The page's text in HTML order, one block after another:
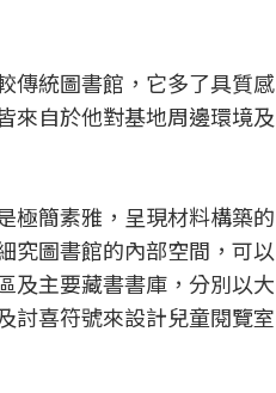
傳統圖書館，它多了具質感
來自於他對基地周邊環境及
極簡素雅，呈現材料構築的
究圖書館的內部空間，可以
及主要藏書書庫，分別以大
討喜符號來設計兒童閱覽室